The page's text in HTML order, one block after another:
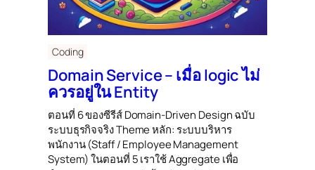
Coding
Domain Service – เมื่อ logic ไม่
ควรอยู่ใน Entity
ตอนที่ 6 ของซีรีส์ Domain-Driven Design ฉบับ
ระบบธุรกิจจริง Theme หลัก: ระบบบริหาร
พนักงาน (Staff / Employee Management
System) ในตอนที่ 5 เราใช้ Aggregate เพื่อ